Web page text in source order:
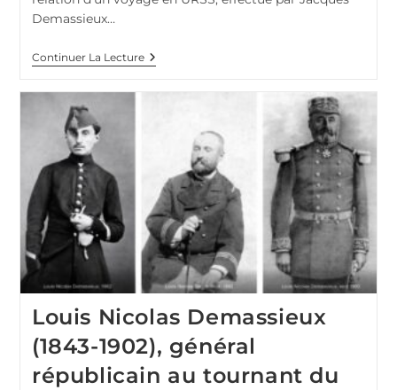
Demassieux…
Continuer La LectureQuelques
Jours
Louis Nicolas Demassieux
(1843-1902), général
républicain au tournant du